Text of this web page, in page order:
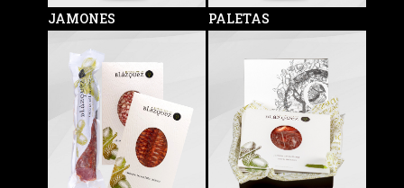
JAMONES PALETAS